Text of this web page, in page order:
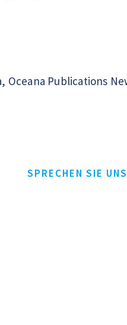
Oceana Publications
SPRECHEN SIE